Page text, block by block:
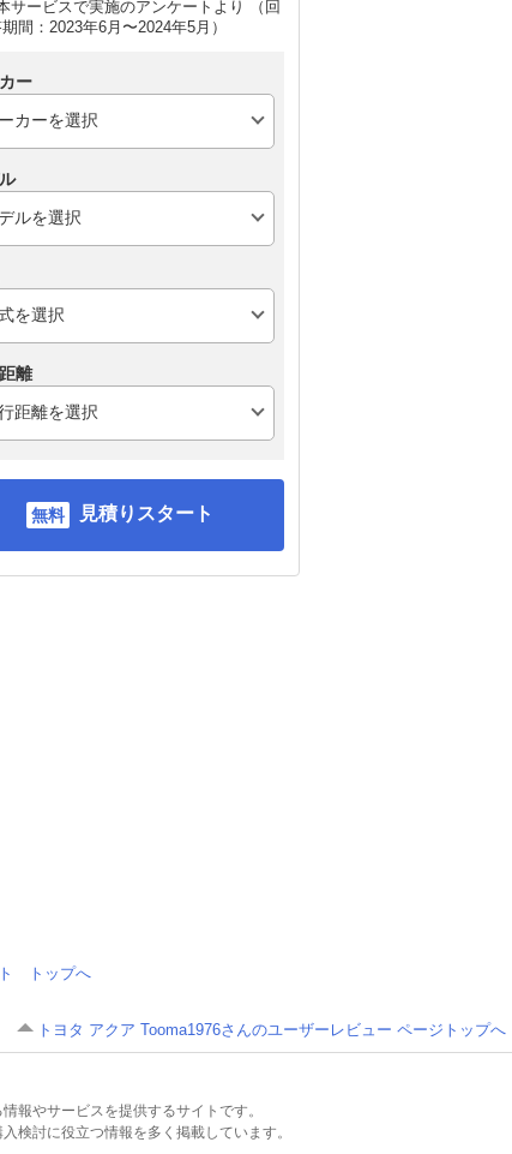
サービスで実施のアンケートより （回
間：2023年6月〜2024年5月）
ー
離
見積りスタート
ト トップへ
トヨタ アクア Tooma1976さんのユーザーレビュー ページトップへ
報やサービスを提供するサイトです。
検討に役立つ情報を多く掲載しています。